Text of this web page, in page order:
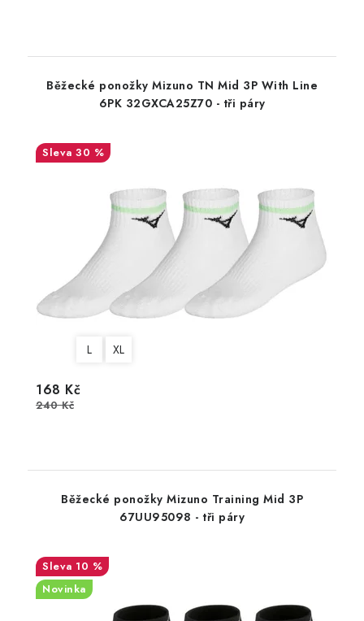
Běžecké ponožky Mizuno TN Mid 3P With Line
6PK 32GXCA25Z70 - tři páry
30 %
L XL
168 Kč
240 Kč
Běžecké ponožky Mizuno Training Mid 3P
67UU95098 - tři páry
10 %
Novinka